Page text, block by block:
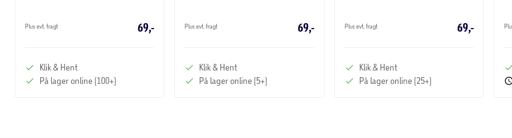
Plus evt. fragt 69,-
Klik & Hent
På lager online (100+)
Plus evt. fragt 69,-
Klik & Hent
På lager online (5+)
Plus evt. fragt 69,-
Klik & Hent
På lager online (25+)